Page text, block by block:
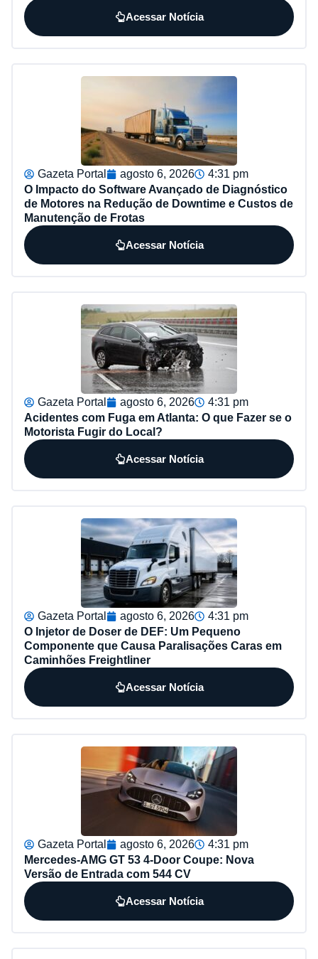
Acessar Notícia
Gazeta Portal agosto 6, 2026
4:31 pm
O Impacto do Software Avançado de Diagnóstico
de Motores na Redução de Downtime e Custos de
Manutenção de Frotas
Acessar Notícia
Gazeta Portal agosto 6, 2026
4:31 pm
Acidentes com Fuga em Atlanta: O que Fazer se o
Motorista Fugir do Local?
Acessar Notícia
Gazeta Portal agosto 6, 2026
4:31 pm
O Injetor de Doser de DEF: Um Pequeno
Componente que Causa Paralisações Caras em
Caminhões Freightliner
Acessar Notícia
Gazeta Portal agosto 6, 2026
4:31 pm
Mercedes-AMG GT 53 4-Door Coupe: Nova
Versão de Entrada com 544 CV
Acessar Notícia